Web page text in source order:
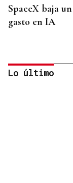
SpaceX baja
gasto en IA
Lo último